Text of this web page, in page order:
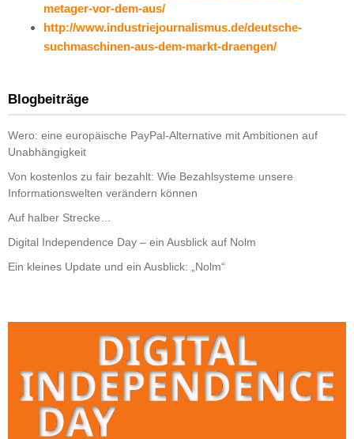
metager-vor-dem-aus/
http://www.industriejournalismus.de/deutsche-
suchmaschinen-aus-dem-markt-draengen/
Blogbeiträge
Wero: eine europäische PayPal-Alternative mit Ambitionen auf
Unabhängigkeit
Von kostenlos zu fair bezahlt: Wie Bezahlsysteme unsere
Informationswelten verändern können
Auf halber Strecke…
Digital Independence Day – ein Ausblick auf Nolm
Ein kleines Update und ein Ausblick: „Nolm“